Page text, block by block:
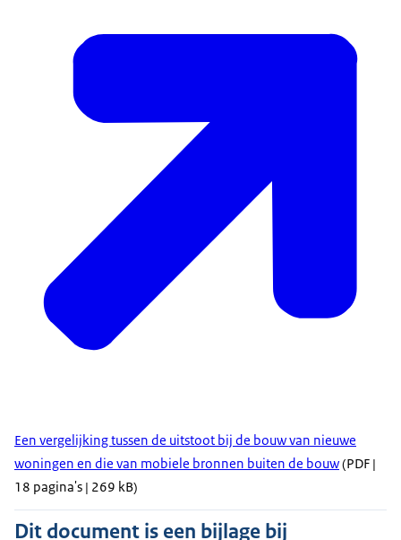
Een vergelijking tussen de uitstoot bij de bouw van nieuwe
woningen en die van mobiele bronnen buiten de bouw(PDF |
18 pagina's | 269 kB)
Dit document is een bijlage bij